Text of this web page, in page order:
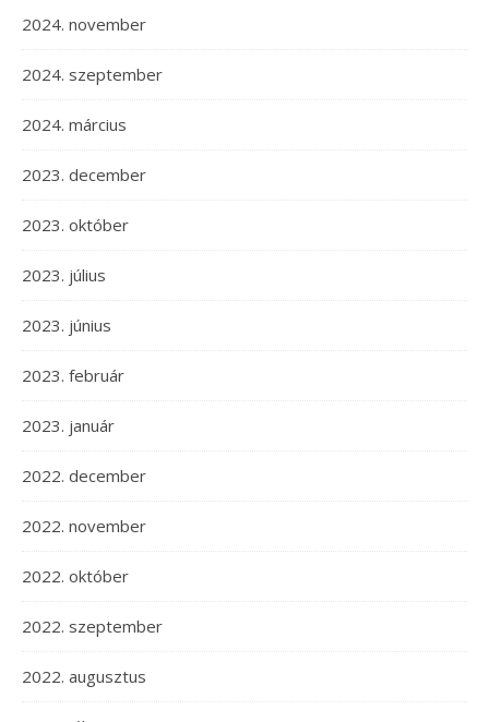
2024. november
2024. szeptember
2024. március
2023. december
2023. október
2023. július
2023. június
2023. február
2023. január
2022. december
2022. november
2022. október
2022. szeptember
2022. augusztus